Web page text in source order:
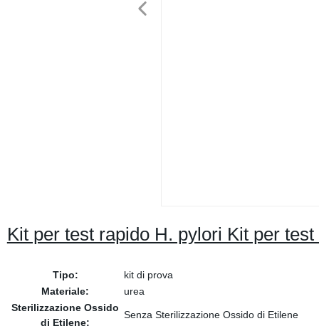
Kit per test rapido H. pylori Kit per
Tipo:
kit di prova
Materiale:
urea
Sterilizzazione Ossido
di Etilene:
Senza Sterilizzazione Ossido di Etilene